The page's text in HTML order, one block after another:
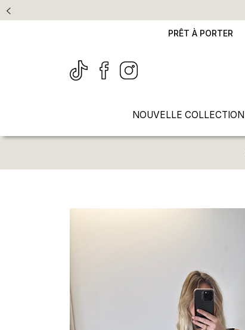
PRÊT À PORTER
NOUVELLE COLLECTION